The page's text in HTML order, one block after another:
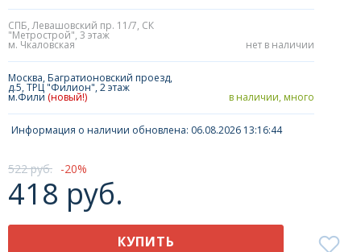
СПБ, Левашовский пр. 11/7, СК
"Метрострой", 3 этаж
м. Чкаловская нет в наличии
Москва, Багратионовский проезд,
д.5, ТРЦ "Филион", 2 этаж
м.Фили (новый!) в наличии, много
Информация о наличии обновлена: 06.08.2026 13:16:44
522 руб. 20
418 руб.
КУПИТЬ